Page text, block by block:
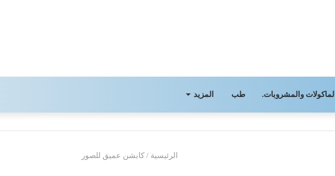
الماكولات والمشروبات. طب المزيد
الرئيسية / كابشن عميق للصور